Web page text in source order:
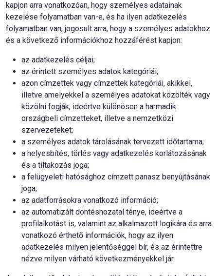
kapjon arra vonatkozóan, hogy személyes adatainak
kezelése folyamatban van-e, és ha ilyen adatkezelés
folyamatban van, jogosult arra, hogy a személyes adatokhoz
és a következő információkhoz hozzáférést kapjon:
az adatkezelés céljai;
az érintett személyes adatok kategóriái;
azon címzettek vagy címzettek kategóriái, akikkel,
illetve amelyekkel a személyes adatokat közölték vagy
közölni fogják, ideértve különösen a harmadik
országbeli címzetteket, illetve a nemzetközi
szervezeteket;
a személyes adatok tárolásának tervezett időtartama;
a helyesbítés, törlés vagy adatkezelés korlátozásának
és a tiltakozás joga;
a felügyeleti hatósághoz címzett panasz benyújtásának
joga;
az adatforrásokra vonatkozó információ;
az automatizált döntéshozatal ténye, ideértve a
profilalkotást is, valamint az alkalmazott logikára és arra
vonatkozó érthető információk, hogy az ilyen
adatkezelés milyen jelentőséggel bír, és az érintettre
nézve milyen várható következményekkel jár.